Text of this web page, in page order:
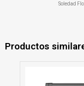
Soledad
Productos